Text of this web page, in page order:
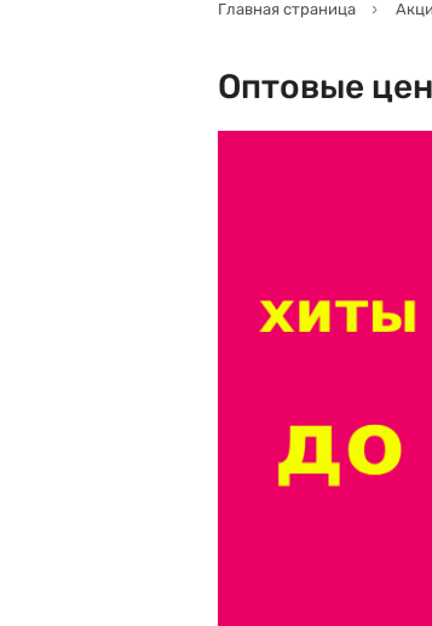
Главная страница
Оптовые